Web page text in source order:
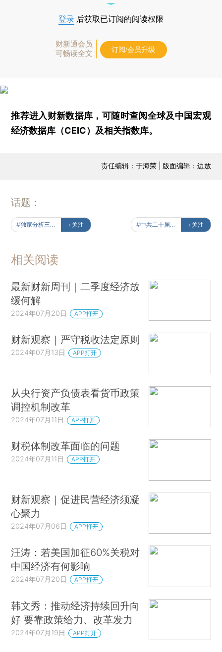
登录 后获取已订阅的阅读权限
财新通会员
可畅读全文
订阅/会员升级
推荐进入财新数据库 ，可随时查阅全球及中国宏观
经济数据库（CEIC）及相关指数库。
责任编辑：于海荣 | 版面编辑：边放
话题：
+关注 +关注
相关阅读
最新财新周刊｜二季度经济放
缓何解
2024年07月20日 APP打开
财新观察｜严守税收法定原则
2024年07月13日 APP打开
从央行资产负债表看货币政策
调控机制改革
2024年07月11日 APP打开
财税体制改革面临的问题
2024年07月11日 APP打开
财新观察｜促进民营经济须凝
心聚力
2024年07月06日 APP打开
汪涛：若美国加征60%关税对
中国经济有何影响
2024年07月20日 APP打开
韩文秀：推动经济持续回升向
好 要靠政策给力、改革发力
2024年07月19日 APP打开